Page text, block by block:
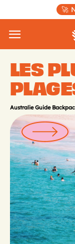
🚀
LES
Australie Guide